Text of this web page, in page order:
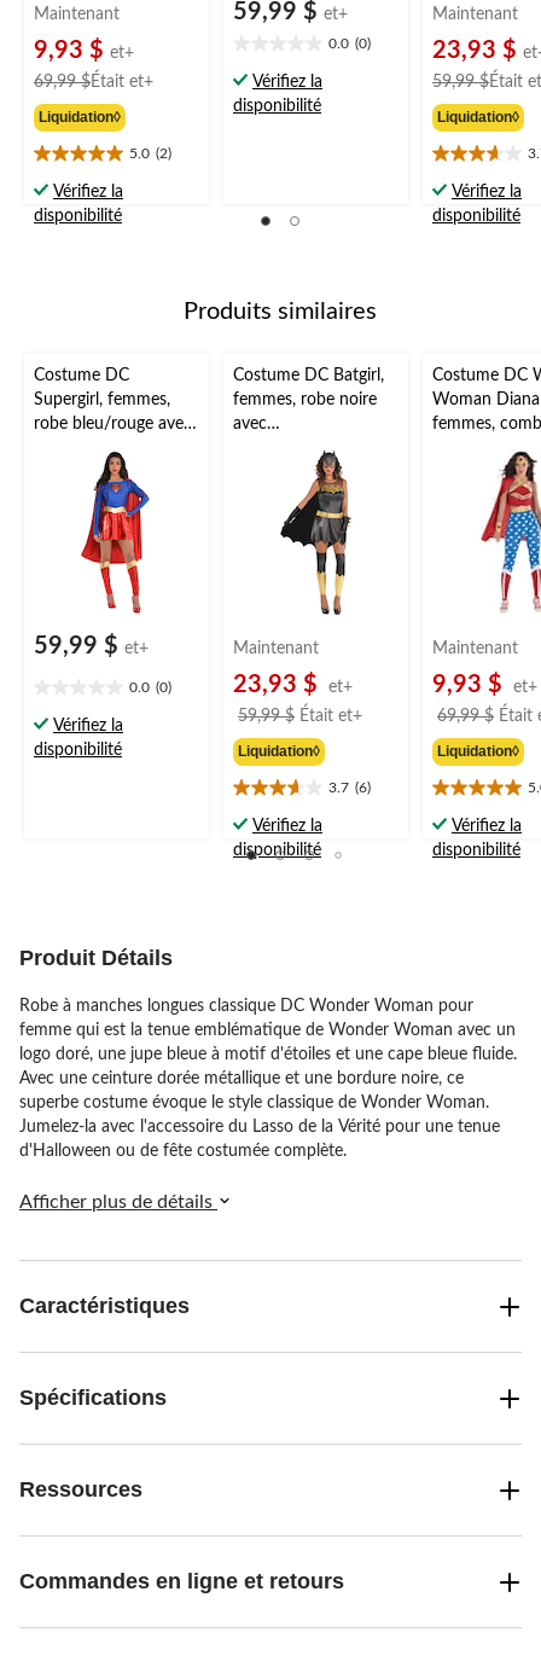
Maintenant
9,93 $ et+
69,99 $Était et+prix
partir
Liquidation◊
5.0 (2)
5.0
étoile(s)
sur
Vérifiez la
disponibilité
59,99 $ et+
0.0 (0)
étoile(s)
sur
Vérifiez la
disponibilité
Maintenant
23,93 $
59,99 $Était
Liquidation◊
3.7
étoile(s)
sur
Vérifiez la
disponibilité
Produits similaires
Costume DC
Supergirl, femmes,
robe bleu/rouge avec
cape et jambières,
tailles variées
59,99 $ et+
0.0 (0)
étoile(s)
sur
Vérifiez la
disponibilité
Costume DC Batgirl,
femmes, robe noire
avec
cape/masque/gants/ja
mbières, tailles variées
Maintenant
23,93 $
et+
59,99 $ Était et+prix
partir
Liquidation◊
3.7 (6)
3.7
étoile(s)
sur
Vérifiez la
disponibilité
Costume DC
Woman
femmes,
rouge/bleu
et bandeau,
Maintenant
9,93 $
et+
69,99 $ Était
Liquidation◊
5.0
étoile(s)
sur
Vérifiez la
disponibilité
Produit Détails
Robe à manches longues classique DC Wonder Woman pour
femme qui est la tenue emblématique de Wonder Woman avec un
logo doré, une jupe bleue à motif d'étoiles et une cape bleue fluide.
Avec une ceinture dorée métallique et une bordure noire, ce
superbe costume évoque le style classique de Wonder Woman.
Jumelez-la avec l'accessoire du Lasso de la Vérité pour une tenue
d'Halloween ou de fête costumée complète.
Afficher plus de détails
Caractéristiques
Spécifications
Ressources
Commandes en ligne et retours